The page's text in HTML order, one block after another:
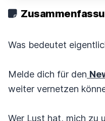
Was bedeutet
Melde dich für den
weiter vernetzen
Wer Lust hat, mich zu